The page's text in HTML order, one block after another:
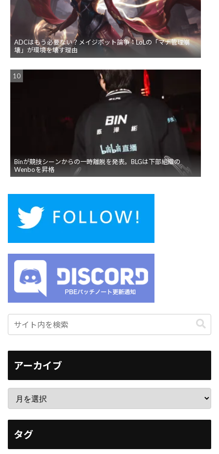
ADCはもう必要ない？メイジボット論争：LoLの「マナ管理崩
壊」が環境を壊す理由
Binが競技シーンからの一時離脱を発表。BLGは下部組織の
Wenboを昇格
アーカイブ
タグ